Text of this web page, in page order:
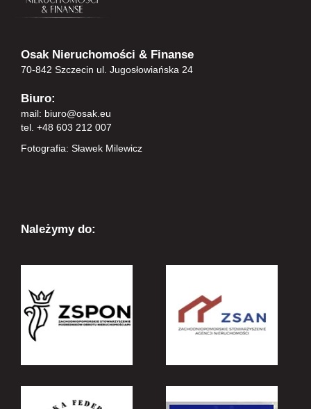
Osak Nieruchomości & Finanse
70-842 Szczecin ul. Jugosłowiańska 24
Biuro:
mail: biuro@osak.eu
tel. +48 603 212 007
Fotografia: Sławek Milewicz
Należymy do: